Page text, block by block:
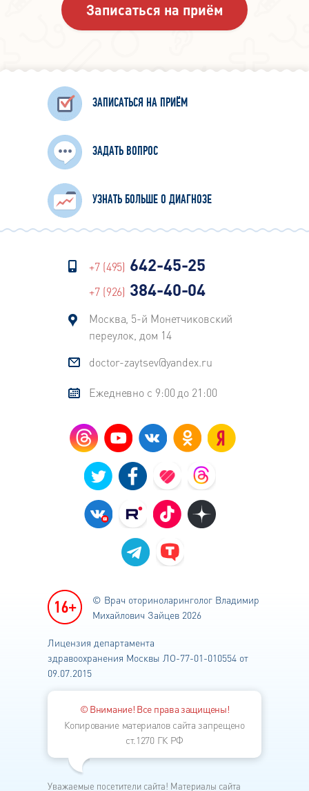
Записаться на приём
ЗАПИСАТЬСЯ НА ПРИЁМ
ЗАДАТЬ ВОПРОС
УЗНАТЬ БОЛЬШЕ О ДИАГНОЗЕ
+7 (495) 642-45-25
+7 (926) 384-40-04
Москва, 5-й Монетчиковский
переулок, дом 14
doctor-zaytsev@yandex.ru
Ежедневно с 9:00 до 21:00
© Врач оториноларинголог Владимир
Михайлович Зайцев 2026
Лицензия департамента
здравоохранения Москвы ЛО-77-01-010554 от
09.07.2015
© Внимание! Все права защищены!
Копирование материалов сайта запрещено
ст.1270 ГК РФ
Уважаемые посетители сайта! Материалы сайта